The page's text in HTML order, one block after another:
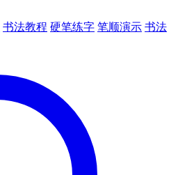
书法教程 硬笔练字 笔顺演示 书法